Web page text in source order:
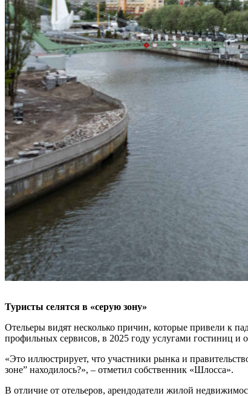
Туристы селятся в «серую зону»
Отельеры видят несколько причин, которые привели к
профильных сервисов, в 2025 году услугами гостиниц и
«Это иллюстрирует, что участники рынка и
зоне” находилось?», – отметил собственник «Шлосса».
В отличие от отельеров, арендодатели жилой